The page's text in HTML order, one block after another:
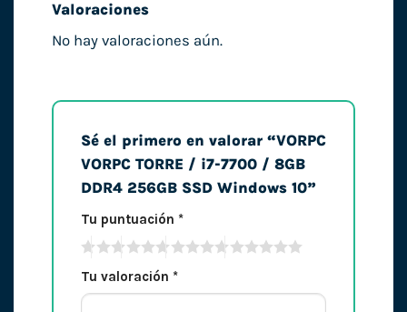
Valoraciones
No hay valoraciones aún.
Sé el primero en valorar “VORPC
VORPC TORRE / i7-7700 / 8GB
DDR4 256GB SSD Windows 10”
Tu puntuación *
Tu valoración *